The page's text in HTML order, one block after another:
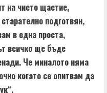
на чисто щастие,
подготвян,
в една проста,
всичко ще бъде
Че миналото няма
когато се опитвам да